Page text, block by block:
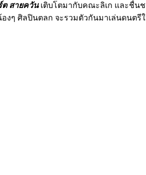
ต สายควันเติบโตมากับคณะลิเก และชื่นช
งๆ ศิลปินตลก จะรวมตัวกันมาเล่นดนตรี